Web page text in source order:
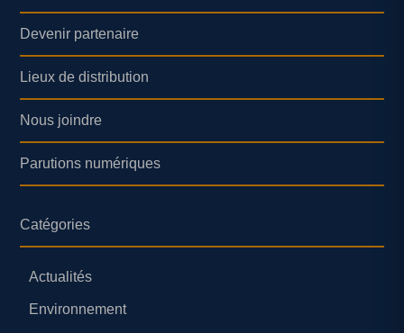
Devenir partenaire
Lieux de distribution
Nous joindre
Parutions numériques
Catégories
Actualités
Environnement